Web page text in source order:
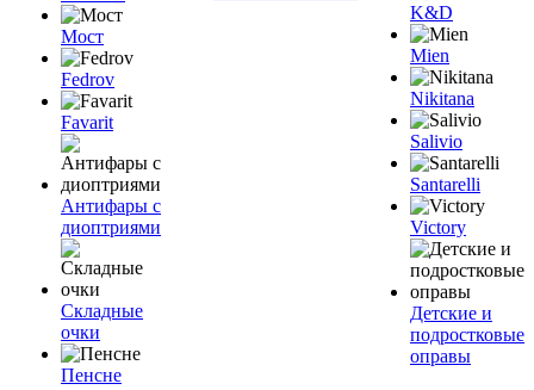
Мост
Fedrov
Favarit
Антифары с
диоптриями
Складные
очки
Пенсне
K&D
Mien
Nikitana
Salivio
Santarelli
Victory
Детские и
подростковые
оправы